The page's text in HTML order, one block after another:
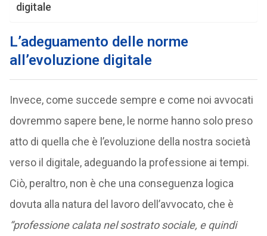
digitale
L’adeguamento delle norme
all’evoluzione digitale
Invece, come succede sempre e come noi avvocati
dovremmo sapere bene, le norme hanno solo preso
atto di quella che è l’evoluzione della nostra società
verso il digitale, adeguando la professione ai tempi.
Ciò, peraltro, non è che una conseguenza logica
dovuta alla natura del lavoro dell’avvocato, che è
“professione calata nel sostrato sociale, e quindi